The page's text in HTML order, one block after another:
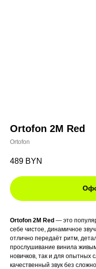
Ortofon 2M Red
Ortofon
489 BYN
Ortofon 2M Red — это
себе чистое, динамичное
отлично передаёт ритм,
прослушивание винила
новичков, так и для
качественный звук без